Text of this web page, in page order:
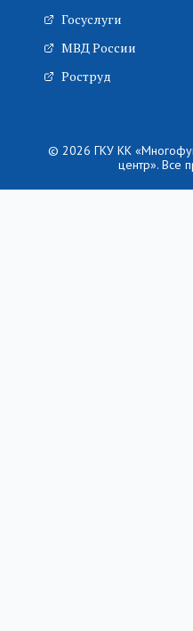
Госуслуги
МВД России
Роструд
© 2026 ГКУ КК
центр». Все